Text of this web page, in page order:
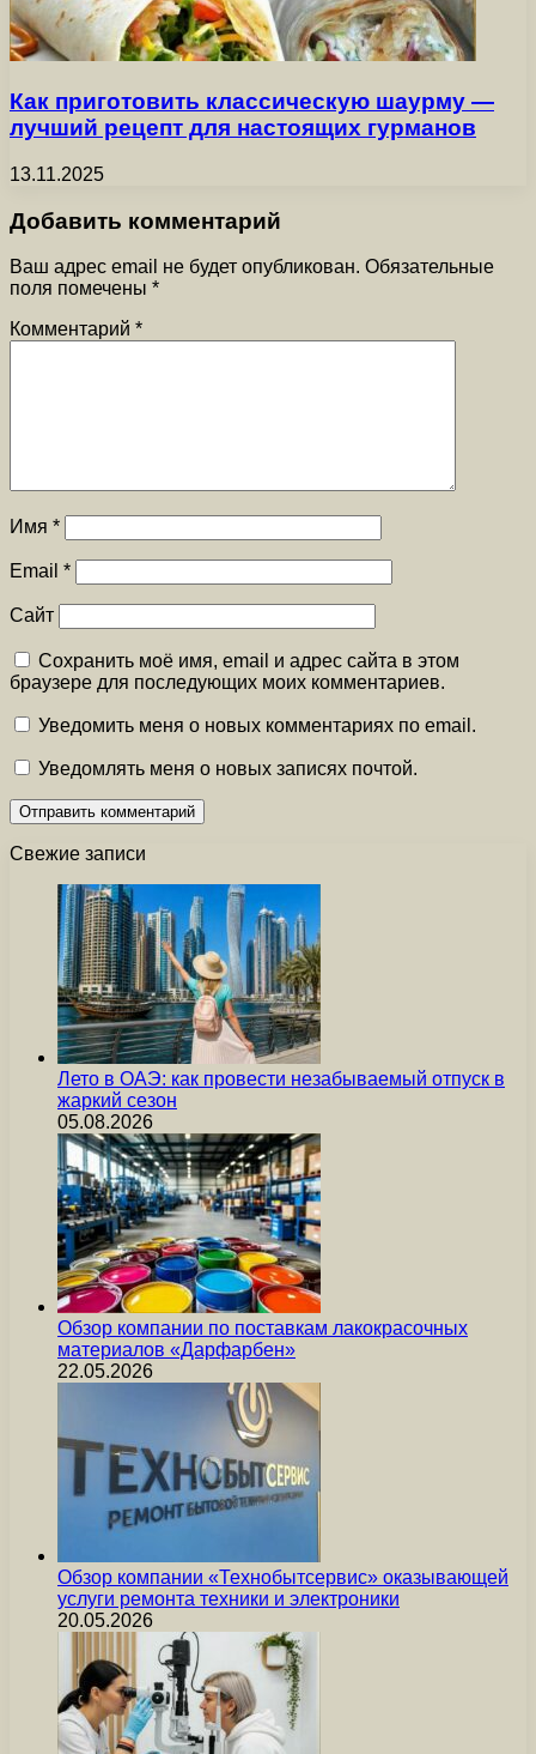
Как приготовить классическую шаурму —
лучший рецепт для настоящих гурманов
13.11.2025
Добавить комментарий
Ваш адрес email не будет опубликован. Обязательные
поля помечены *
Комментарий *
Имя *
Email *
Сайт
Сохранить моё имя, email и адрес сайта в этом
браузере для последующих моих комментариев.
Уведомить меня о новых комментариях по email.
Уведомлять меня о новых записях почтой.
Свежие записи
Лето в ОАЭ: как провести незабываемый отпуск в
жаркий сезон
05.08.2026
Обзор компании по поставкам лакокрасочных
материалов «Дарфарбен»
22.05.2026
Обзор компании «Технобытсервис» оказывающей
услуги ремонта техники и электроники
20.05.2026